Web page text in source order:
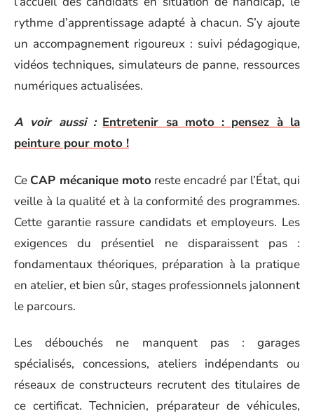
rythme d’apprentissage adapté à chacun. S’y ajoute
un accompagnement rigoureux : suivi pédagogique,
vidéos techniques, simulateurs de panne, ressources
numériques actualisées.
A voir aussi : Entretenir sa moto : pensez à la
peinture pour moto !
Ce CAP mécanique moto reste encadré par l’État, qui
veille à la qualité et à la conformité des programmes.
Cette garantie rassure candidats et employeurs. Les
exigences du présentiel ne disparaissent pas :
fondamentaux théoriques, préparation à la pratique
en atelier, et bien sûr, stages professionnels jalonnent
le parcours.
Les débouchés ne manquent pas : garages
spécialisés, concessions, ateliers indépendants ou
réseaux de constructeurs recrutent des titulaires de
ce certificat. Technicien, préparateur de véhicules,